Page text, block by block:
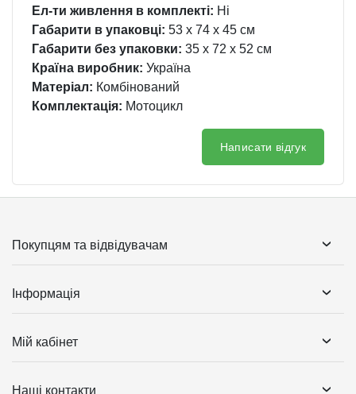
Ел-ти живлення в комплекті: Ні
Габарити в упаковці: 53 x 74 x 45 см
Габарити без упаковки: 35 x 72 x 52 см
Країна виробник: Україна
Матеріал: Комбінований
Комплектація: Мотоцикл
Написати відгук
Покупцям та відвідувачам
Інформація
Мій кабінет
Наші контакти